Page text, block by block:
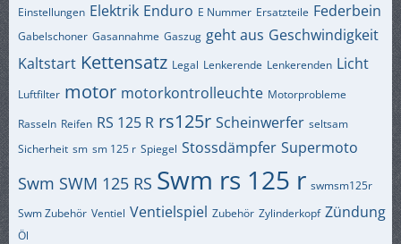
Einstellungen Elektrik Enduro E Nummer Ersatzteile Federbein
Gabelschoner Gasannahme Gaszug geht aus Geschwindigkeit
Kaltstart Kettensatz Legal Lenkerende Lenkerenden Licht
Luftfilter motor motorkontrolleuchte Motorprobleme
Rasseln Reifen RS 125 R rs125r Scheinwerfer seltsam
Sicherheit sm sm 125 r Spiegel Stossdämpfer Supermoto
Swm SWM 125 RS Swm rs 125 r swmsm125r
Swm Zubehör Ventiel Ventielspiel Zubehör Zylinderkopf Zündung
Öl